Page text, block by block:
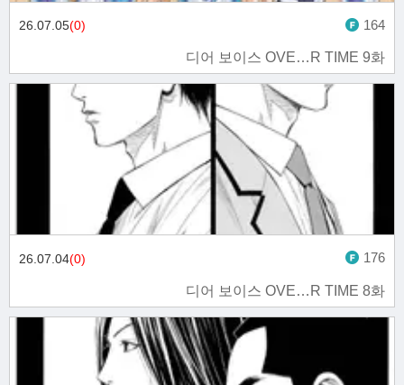
디어 보이스 OVE…R TIME 9화
26.07.05(0) 164
디어 보이스 OVE…R TIME 8화
26.07.04(0) 176